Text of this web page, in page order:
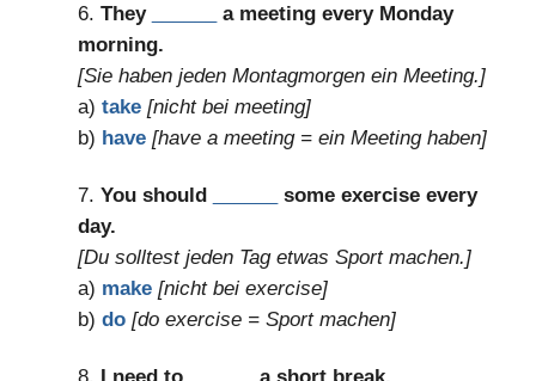
6. They
a meeting every Monday
morning.
[Sie haben jeden Montagmorgen ein Meeting.]
a) take [nicht bei meeting]
b) have [have a meeting = ein Meeting haben]
7. You should
some exercise every
day.
[Du solltest jeden Tag etwas Sport machen.]
a) make [nicht bei exercise]
b) do [do exercise = Sport machen]